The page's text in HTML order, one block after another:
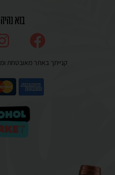
בוא
קנייתך באתר מאובטחת